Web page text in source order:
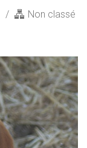
Non classé